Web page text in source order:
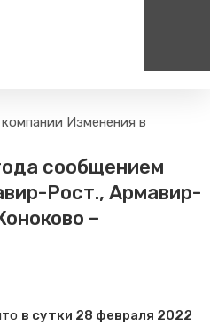
Туризм
Веломаршруты
Аудиогиды
Тревел-шоу на электричке
служб
Изменения в
сообщением
Рост., Армавир-
–
в сутки 28 февраля 2022